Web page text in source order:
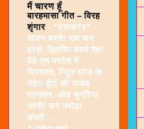
मैं चारण हूँ
बारहमासा गीत – विरह
शृंगार - *॥सावन॥*
सावन बरसे! सब जन
हरसे, झिरमिर बरसे मेह!
बैठे तुम परदेस में
प्रियतम, निठुर छोड़ के
नेह!! बूँदों की पाजेब
पहनकर, ओढ़ चुनरिया
धानी! करे नवोढ़ा
धरती...